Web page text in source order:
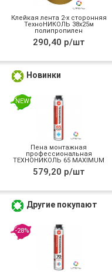
Клейкая лента 2-х сторонняя
ТехноНИКОЛЬ 38х25м
полипропилен
290,40 р/шт
Новинки
NEW
Пена монтажная
профессиональная
ТЕХНОНИКОЛЬ 65 MAXIMUM
зимняя
579,20 р/шт
Другие покупают
-28%